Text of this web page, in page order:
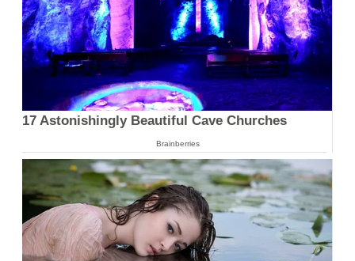
17 Astonishingly Beautiful Cave Churches
Brainberries